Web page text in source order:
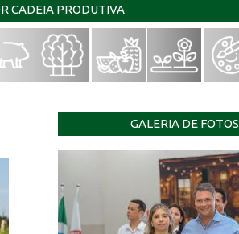
CADEIA PRODUTIVA
GALERIA DE FOTOS